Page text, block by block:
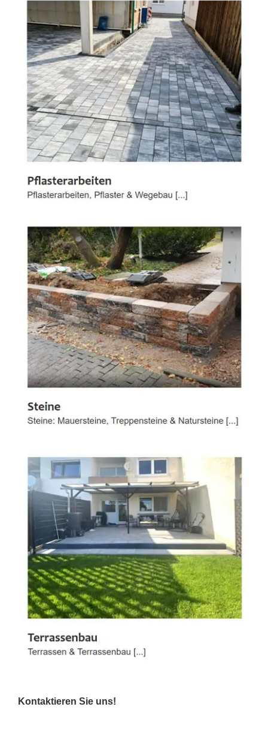
Kontaktieren Sie uns!